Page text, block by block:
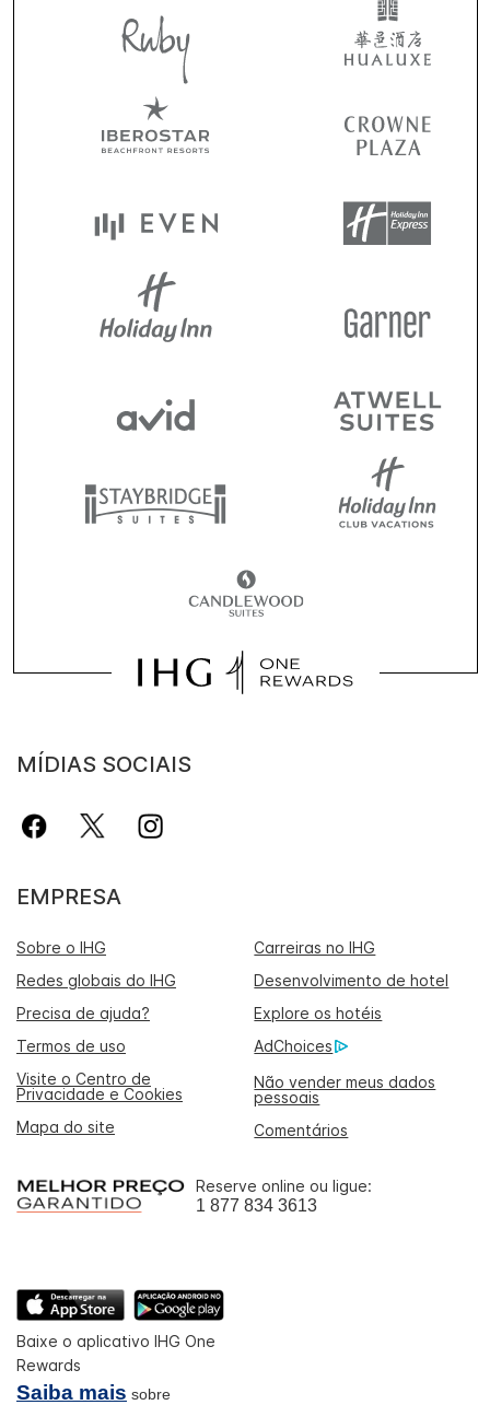
MÍDIAS SOCIAIS
EMPRESA
Sobre o IHG
Carreiras no IHG
Redes globais do IHG
Desenvolvimento de hotel
Precisa de ajuda?
Explore os hotéis
Termos de uso
AdChoices
Visite o Centro de
Privacidade e Cookies
Não vender meus dados
pessoais
Mapa do site
Comentários
Reserve online ou ligue:
1 877 834 3613
Baixe o aplicativo IHG One
Rewards
Saiba mais sobre